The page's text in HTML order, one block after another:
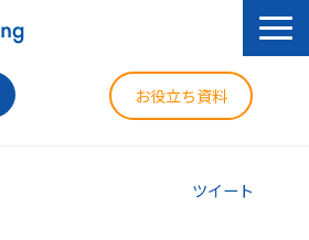
お役立ち資料
ツイート